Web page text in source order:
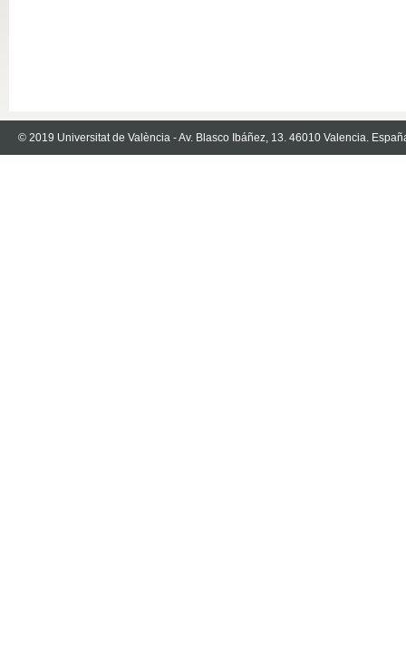
© 2019 Universitat de València - Av. Blasco Ibáñez, 13. 46010 Valencia.